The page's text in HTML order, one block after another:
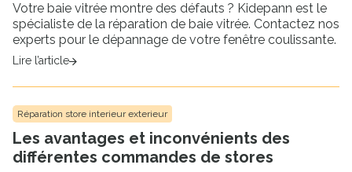
Votre baie vitrée montre des défauts ? Kidepann est le
spécialiste de la réparation de baie vitrée. Contactez nos
experts pour le dépannage de votre fenêtre coulissante.
Lire l’article
Réparation store interieur exterieur
Les avantages et inconvénients des
différentes commandes de stores